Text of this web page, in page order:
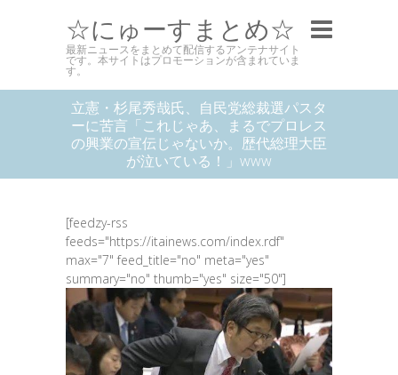
☆にゅーすまとめ☆
最新ニュースをまとめて配信するアンテナサイト
です。本サイトはプロモーションが含まれていま
す。
立憲・杉尾秀哉氏、自民党総裁選パスタ
ーに苦言「これじゃあ、まるでプロレス
の興業の宣伝じゃないか。歴代総理大臣
が泣いている！」www
[feedzy-rss
feeds="https://itainews.com/index.rdf"
max="7" feed_title="no" meta="yes"
summary="no" thumb="yes" size="50"]